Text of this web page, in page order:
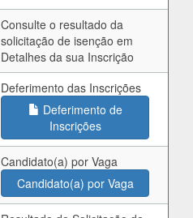
Consulte o resultado da
solicitação de isenção em
Detalhes da sua Inscrição
Deferimento das Inscrições
Deferimento de
Inscrições
Candidato(a) por Vaga
Candidato(a) por Vaga